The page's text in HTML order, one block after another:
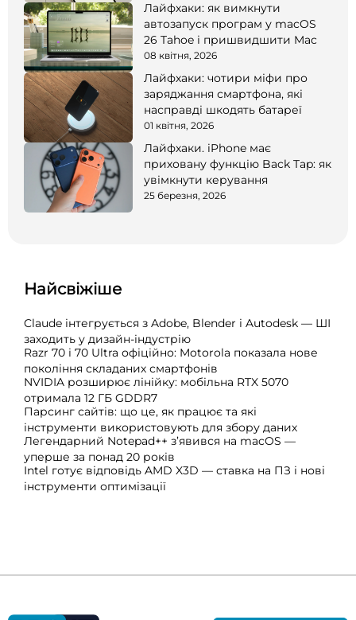
Лайфхаки: як вимкнути
автозапуск програм у macOS
26 Tahoe і пришвидшити Mac
08 квітня, 2026
Лайфхаки: чотири міфи про
заряджання смартфона, які
насправді шкодять батареї
01 квітня, 2026
Лайфхаки. iPhone має
приховану функцію Back Tap: як
увімкнути керування
25 березня, 2026
Найсвіжіше
Claude інтегрується з Adobe, Blender і Autodesk — ШІ
заходить у дизайн-індустрію
Razr 70 і 70 Ultra офіційно: Motorola показала нове
покоління складаних смартфонів
NVIDIA розширює лінійку: мобільна RTX 5070
отримала 12 ГБ GDDR7
Парсинг сайтів: що це, як працює та які
інструменти використовують для збору даних
Легендарний Notepad++ з’явився на macOS —
уперше за понад 20 років
Intel готує відповідь AMD X3D — ставка на ПЗ і нові
інструменти оптимізації